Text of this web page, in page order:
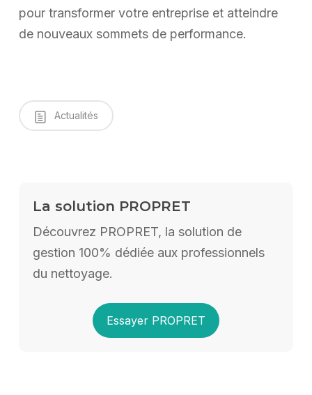
pour transformer votre entreprise et atteindre
de nouveaux sommets de performance.
Actualités
La solution PROPRET
Découvrez PROPRET, la solution de
gestion 100% dédiée aux professionnels
du nettoyage.
Essayer PROPRET